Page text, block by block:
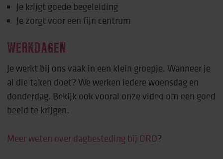
Je krijgt goede begeleiding
Je zorgt voor een fijn centrum
WERKDAGEN
Je werkt bij ons vaak in een klein groepje. Wanneer je
al die taken doet? We werken iedere woensdag en
donderdag. Bekijk ook vooral onze video om een goed
beeld te krijgen.
Meer weten over dagbesteding bij ORO?